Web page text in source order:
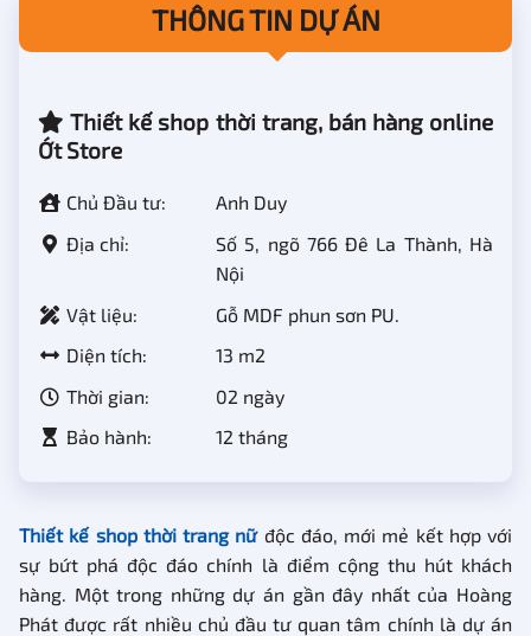
THÔNG TIN DỰ ÁN
Thiết kế shop thời trang, bán hàng online
Ớt Store
Chủ Đầu tư:
Anh Duy
Địa chỉ:
Số 5, ngõ 766 Đê La Thành, Hà
Nội
Vật liệu:
Gỗ MDF phun sơn PU.
Diện tích:
13 m2
Thời gian:
02 ngày
Bảo hành:
12 tháng
Thiết kế shop thời trang nữđộc đáo, mới mẻ kết hợp với
sự bứt phá độc đáo chính là điểm cộng thu hút khách
hàng. Một trong những dự án gần đây nhất của Hoàng
Phát được rất nhiều chủ đầu tư quan tâm chính là dự án